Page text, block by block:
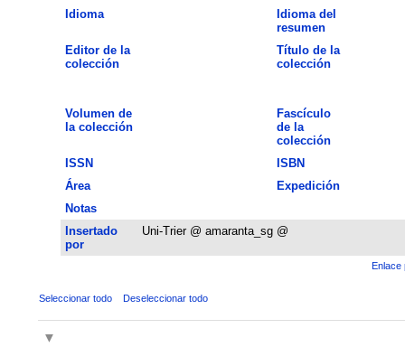
Idioma
Idioma del
resumen
Editor de la
colección
Título de la
colección
Volumen de
la colección
Fascículo
de la
colección
ISSN
ISBN
Área
Expedición
Notas
Insertado
por
Uni-Trier @ amaranta_sg @
Enlace
Seleccionar todo Deseleccionar todo